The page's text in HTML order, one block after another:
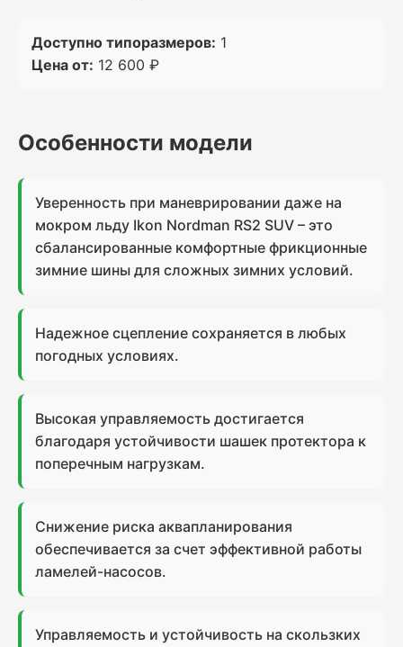
Доступно типоразмеров: 1
Цена от: 12 600 ₽
Особенности модели
Уверенность при маневрировании даже на
мокром льду Ikon Nordman RS2 SUV – это
сбалансированные комфортные фрикционные
зимние шины для сложных зимних условий.
Надежное сцепление сохраняется в любых
погодных условиях.
Высокая управляемость достигается
благодаря устойчивости шашек протектора к
поперечным нагрузкам.
Снижение риска аквапланирования
обеспечивается за счет эффективной работы
ламелей-насосов.
Управляемость и устойчивость на скользких